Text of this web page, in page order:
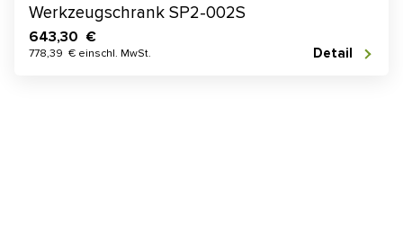
Werkzeugschrank SP2-002S
643,30 €
778,39 € einschl. MwSt. Detail